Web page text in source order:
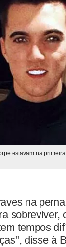
estavam na
na
sobreviver,
tempos
disse à